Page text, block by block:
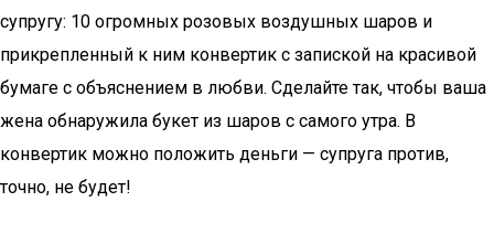
супругу: 10 огромных розовых воздушных шаров и
прикрепленный к ним конвертик с запиской на красивой
бумаге с объяснением в любви. Сделайте так, чтобы ваша
жена обнаружила букет из шаров с самого утра. В
конвертик можно положить деньги — супруга против,
точно, не будет!